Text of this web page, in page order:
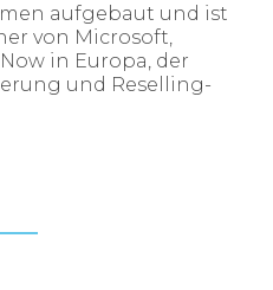
aufgebaut und ist
von Microsoft,
in Europa, der
und Reselling-